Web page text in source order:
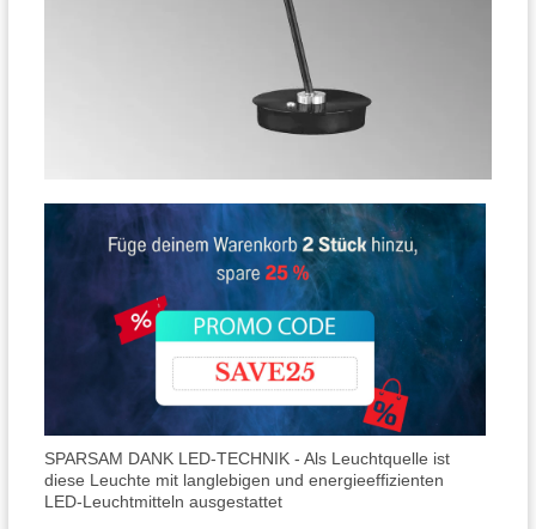
SPARSAM DANK LED-TECHNIK - Als Leuchtquelle ist
diese Leuchte mit langlebigen und energieeffizienten
LED-Leuchtmitteln ausgestattet